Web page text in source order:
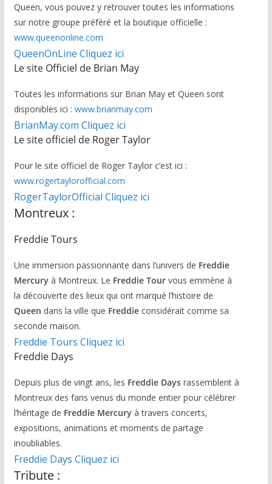
Queen, vous pouvez y retrouver toutes les informations
sur notre groupe préféré et la boutique officielle :
www.queenonline.com
QueenOnLine Cliquez ici
Le site Officiel de Brian May
Toutes les informations sur Brian May et Queen sont
disponibles ici : www.brianmay.com
BrianMay.com Cliquez ici
Le site officiel de Roger Taylor
Pour le site officiel de Roger Taylor c’est ici :
www.rogertaylorofficial.com
RogerTaylorOfficial Cliquez ici
Montreux :
Freddie Tours
Une immersion passionnante dans l’univers de Freddie
Mercuryà Montreux. Le Freddie Tourvous emmène à
la découverte des lieux qui ont marqué l’histoire de
Queen dans la ville que Freddieconsidérait comme sa
seconde maison.
Freddie Tours Cliquez ici
Freddie Days
Depuis plus de vingt ans, les Freddie Daysrassemblent à
Montreux des fans venus du monde entier pour célébrer
l’héritage de Freddie Mercuryà travers concerts,
expositions, animations et moments de partage
inoubliables.
Freddie Days Cliquez ici
Tribute :